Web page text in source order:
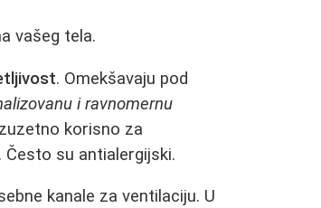
vašeg tela.
. Omekšavaju pod
i ravnomernu
korisno za
su antialergijski.
kanale za ventilaciju. U